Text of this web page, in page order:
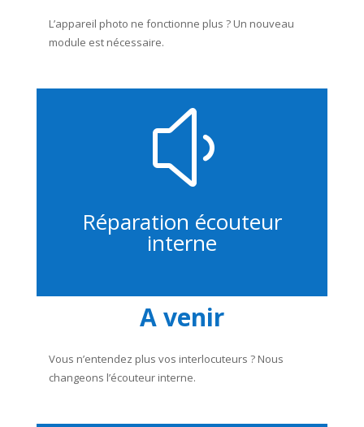
L’appareil photo ne fonctionne plus ? Un nouveau
module est nécessaire.
y
Réparation écouteur
interne
A venir
Vous n’entendez plus vos interlocuteurs ? Nous
changeons l’écouteur interne.